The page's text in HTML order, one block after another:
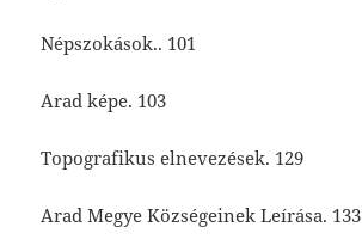
Népszokások.. 101
Arad képe. 103
Topografikus elnevezések. 129
Arad Megye Községeinek Leírása. 133